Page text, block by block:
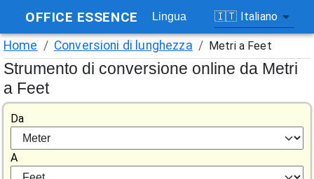
OFFICE ESSENCE Lingua 🇮🇹 Italiano
Home / Conversioni di lunghezza / Metri a Feet
Strumento di conversione online da Metri
a Feet
Da
A